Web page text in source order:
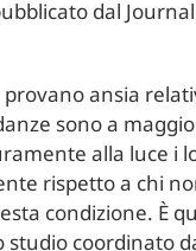
dal
provano ansia
sono a
alla luce i
rispetto a chi
condizione. È
studio coordinato